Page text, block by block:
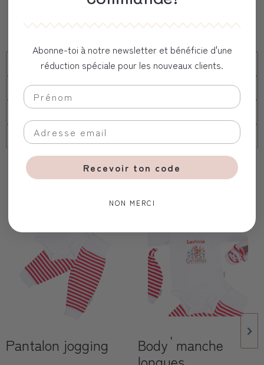
Un emballage précieux
Description
Livraison
FAQs
client corporel
Vous aimerez aussi
Pantalon jogging
Body ࠠ manche
Abonne-toi à notre newsletter et bénéficie d'une
réduction spéciale pour les nouveaux clients.
Recevoir ton code
NON MERCI